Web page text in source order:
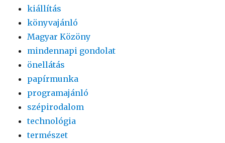
kiállítás
könyvajánló
Magyar Közöny
mindennapi gondolat
önellátás
papírmunka
programajánló
szépirodalom
technológia
természet